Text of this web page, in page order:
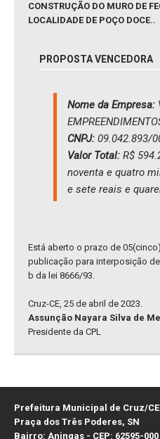
CONSTRUÇÃO DO MURO DE
LOCALIDADE DE POÇO DOCE..
PROPOSTA VENCEDORA
Nome da Empresa:
CNPJ: 09.042.893/
Valor Total: R$
noventa e quatro
e sete reais e
Está aberto o prazo de
publicação para interposição
b da lei 8666/93.
Cruz-CE, 25 de abril de 2023.
Assunção Nayara Silva de
Presidente da CPL
Prefeitura Municipal de Cruz/CE
Praça dos Três Poderes, SN
Bairro: Aningas - CEP: 62595-